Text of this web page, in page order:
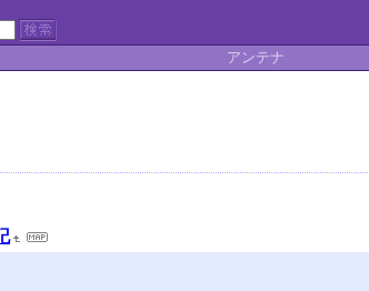
アンテナ